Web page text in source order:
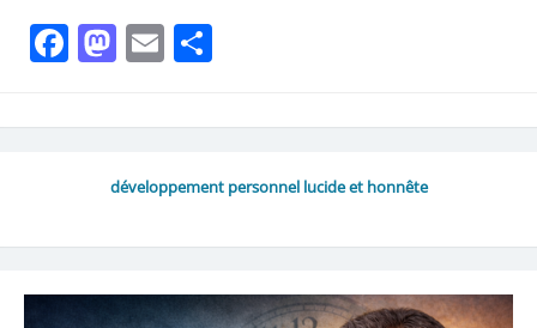
Facebook
Mastodon
Email
développement personnel lucide et honnête